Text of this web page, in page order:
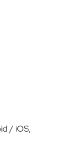
/ iOS,